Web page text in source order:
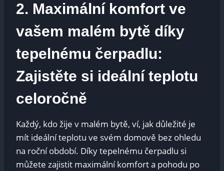
2. Maximální komfort ve
vašem malém bytě díky
tepelnému čerpadlu:
Zajistěte si ideální teplotu
celoročně
Každý, kdo žije v malém bytě, ví, jak důležité je
mít ideální teplotu ve svém domově bez ohledu
na roční období. Díky tepelnému čerpadlu si
můžete zajistit maximální komfort a pohodu po